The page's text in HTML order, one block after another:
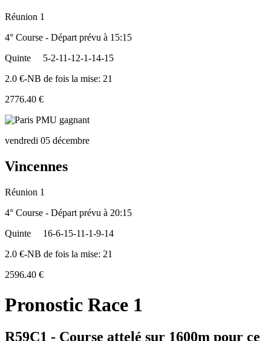
Réunion 1
4° Course - Départ prévu à 15:15
Quinte
5-2-11-12-1-14-15
2.0 €-NB de fois la mise: 21
2776.40 €
vendredi 05 décembre
Vincennes
Réunion 1
4° Course - Départ prévu à 20:15
Quinte
16-6-15-11-1-9-14
2.0 €-NB de fois la mise: 21
2596.40 €
Pronostic Race 1
R59C1 - Course attelé sur 1600m pour ce